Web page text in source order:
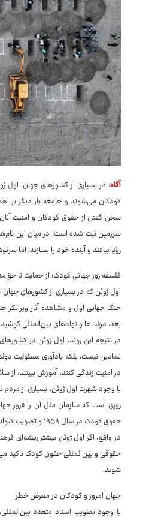
آگاه: در بسیاری از کشورهای جهان، اول
کودکان می‌شوند و جامعه بار دیگر بر
سخن گفتن از حقوق کودکان و امنیت
سرزمین ثبت شده است. در میان این
رؤیا ببافند و آینده خود را بسازند، اما
فلسفه روز جهانی کودک؛ از حمایت تا
اول ژوئن که در بسیاری از کشورهای
جنگ جهانی اول و مشاهده آثار
بعد، دولت‌ها و نهادهای بین‌المللی
در نتیجه این روند، اول ژوئن در
نمادین نیست، بلکه یادآوری مسئولیت
در امنیت زندگی کنند، آموزش ببینند،
روزی است که سازمان ملل آن را «روز
حقوق کودک در سال ۱۹۵۹ و تصویب کنوانسیون حقوق کودک در سال ۱۹۸۹.
حقوقی و بین‌المللی حقوق کودک تاکید
شوند.
جهان امروز و کودکان در معرض خطر
با وجود تصویب اسناد متعدد